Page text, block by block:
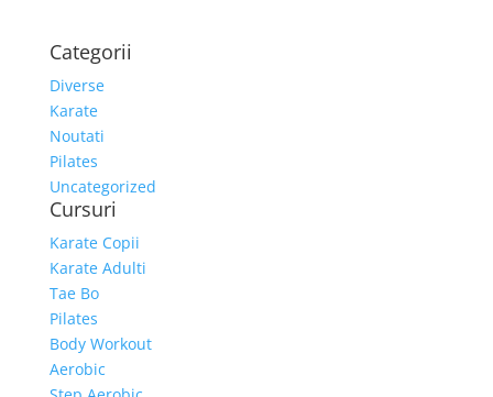
Categorii
Diverse
Karate
Noutati
Pilates
Uncategorized
Cursuri
Karate Copii
Karate Adulti
Tae Bo
Pilates
Body Workout
Aerobic